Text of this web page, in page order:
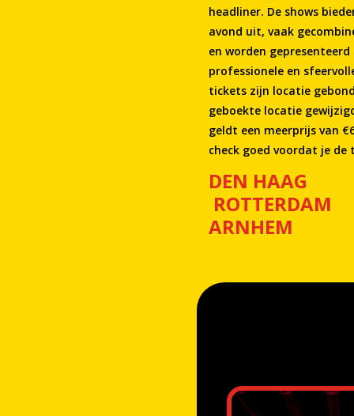
headliner. De shows
avond uit, vaak
en worden gepresenteerd
professionele en
tickets zijn locatie
geboekte locatie
geldt een meerprijs van
check goed voordat je
DEN HAAG
ARNHEM